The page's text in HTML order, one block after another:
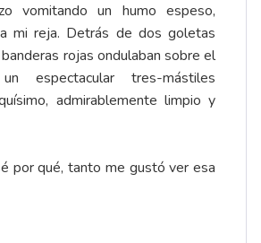
vomitando un humo espeso,
mi reja. Detrás de dos goletas
rojas ondulaban sobre el
espectacular tres-mástiles
admirablemente limpio y
por qué, tanto me gustó ver esa